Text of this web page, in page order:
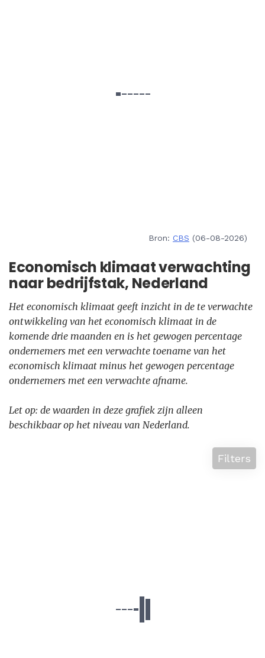
Bron: CBS (06-08-2026)
Economisch klimaat verwachting
naar bedrijfstak, Nederland
Het economisch klimaat geeft inzicht in de te verwachte
ontwikkeling van het economisch klimaat in de
komende drie maanden en is het gewogen percentage
ondernemers met een verwachte toename van het
economisch klimaat minus het gewogen percentage
ondernemers met een verwachte afname.
Let op: de waarden in deze grafiek zijn alleen
beschikbaar op het niveau van Nederland.
Filters